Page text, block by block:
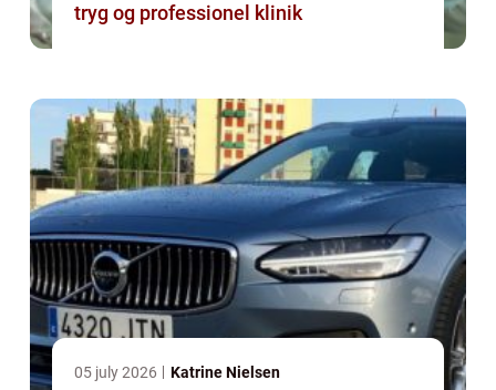
tryg og professionel klinik
05 july 2026 Katrine Nielsen